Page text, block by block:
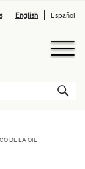
English Español
DE LA OIE